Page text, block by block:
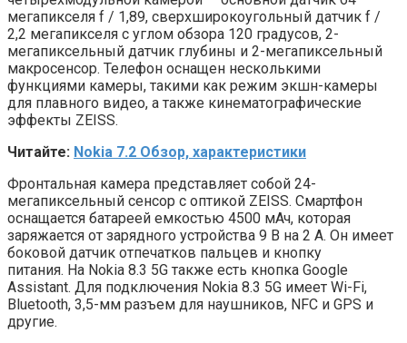
мегапикселя f / 1,89, сверхширокоугольный датчик f /
2,2 мегапикселя с углом обзора 120 градусов, 2-
мегапиксельный датчик глубины и 2-мегапиксельный
макросенсор. Телефон оснащен несколькими
функциями камеры, такими как режим экшн-камеры
для плавного видео, а также кинематографические
эффекты ZEISS.
Читайте: Nokia 7.2 Обзор, характеристики
Фронтальная камера представляет собой 24-
мегапиксельный сенсор с оптикой ZEISS. Смартфон
оснащается батареей емкостью 4500 мАч, которая
заряжается от зарядного устройства 9 В на 2 А. Он имеет
боковой датчик отпечатков пальцев и кнопку
питания. На Nokia 8.3 5G также есть кнопка Google
Assistant. Для подключения Nokia 8.3 5G имеет Wi-Fi,
Bluetooth, 3,5-мм разъем для наушников, NFC и GPS и
другие.